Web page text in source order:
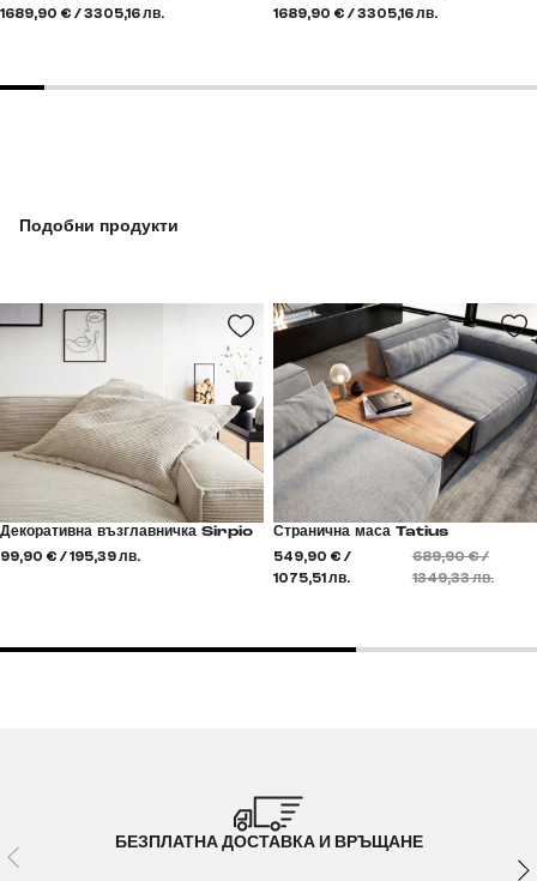
Подобни продукти
Декоративна възглавничка Sirpio
99,90 € / 195,39 лв.
Странична маса Tatius
549,90 € /
1075,51 лв.
689,90 € /
1349,33 лв.
1689,90 € / 3305,16 лв. 1689,90 € / 3305,16 лв.
БЕЗПЛАТНА ДОСТАВКА И ВРЪЩАНЕ